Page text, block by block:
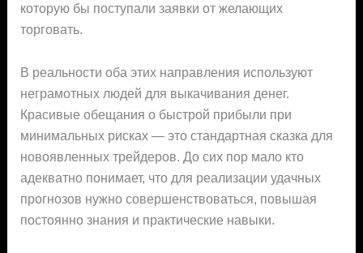
которую бы поступали заявки от желающих
торговать.
В реальности оба этих направления используют
неграмотных людей для выкачивания денег.
Красивые обещания о быстрой прибыли при
минимальных рисках — это стандартная сказка для
новоявленных трейдеров. До сих пор мало кто
адекватно понимает, что для реализации удачных
прогнозов нужно совершенствоваться, повышая
постоянно знания и практические навыки.